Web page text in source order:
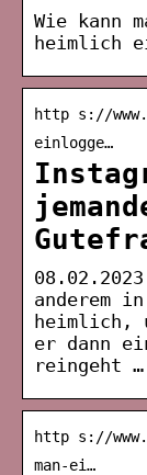
Wie kann
heimlich
http s://
einlogge…
anderem
heimlich,
er dann
reingeht …
http s://
man-ei…